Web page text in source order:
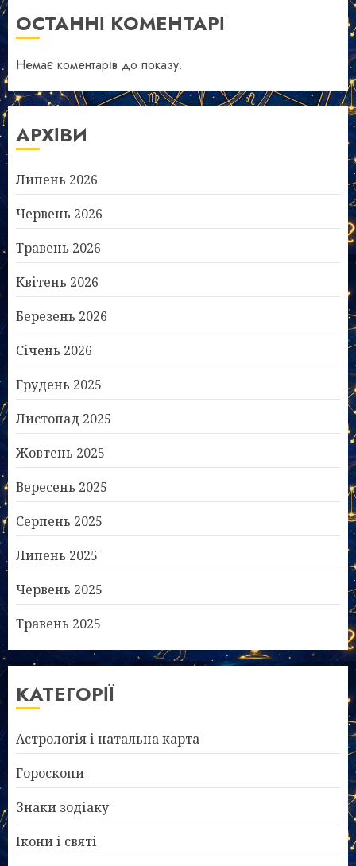
ОСТАННІ КОМЕНТАРІ
Немає коментарів до показу.
АРХІВИ
Липень 2026
Червень 2026
Травень 2026
Квітень 2026
Березень 2026
Січень 2026
Грудень 2025
Листопад 2025
Жовтень 2025
Вересень 2025
Серпень 2025
Липень 2025
Червень 2025
Травень 2025
КАТЕГОРІЇ
Астрологія і натальна карта
Гороскопи
Знаки зодіаку
Ікони і святі